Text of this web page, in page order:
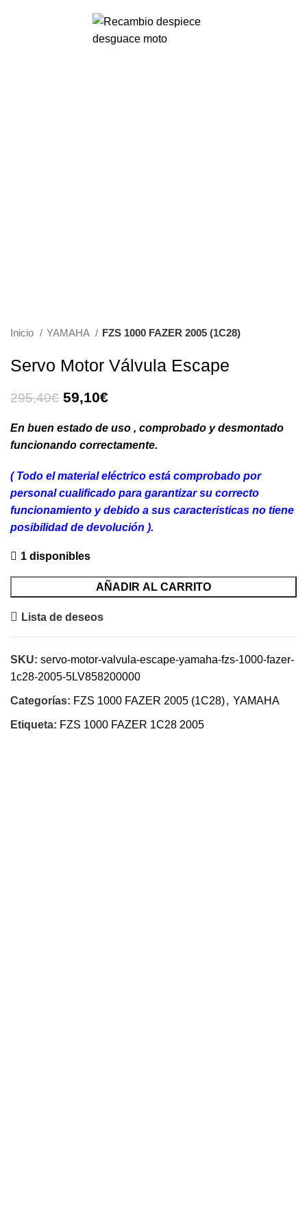
Inicio YAMAHA FZS 1000 FAZER 2005 (1C28)
Servo Motor Válvula Escape
295,40€ El
original
era:
59,10€El
actual
es:
En buen estado de uso , comprobado y desmontado
funcionando correctamente.
( Todo el material eléctrico está comprobado por
personal cualificado para garantizar su correcto
funcionamiento y debido a sus caracteristicas no tiene
posibilidad de devolución ).
1 disponibles
AÑADIR AL CARRITO
Lista de deseos
SKU: servo-motor-valvula-escape-yamaha-fzs-1000-fazer-
1c28-2005-5LV858200000
Categorías: FZS 1000 FAZER 2005 (1C28), YAMAHA
Etiqueta: FZS 1000 FAZER 1C28 2005